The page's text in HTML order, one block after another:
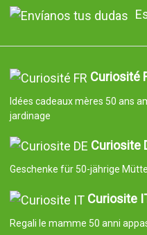
Curiosité
Idées cadeaux mères 50 ans
jardinage
Curiosite
Geschenke für 50-jährige
Curiosite
Regali le mamme 50 anni